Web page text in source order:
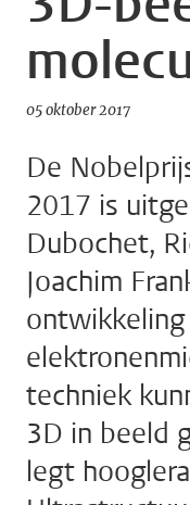
05 oktober 2017
De
2017 is
Dubochet,
Joachim
techniek
3D in beeld
legt